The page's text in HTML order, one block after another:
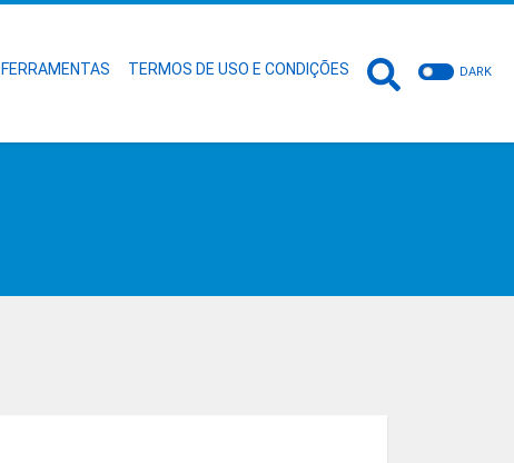
FERRAMENTAS TERMOS DE USO E CONDIÇÕES DARK